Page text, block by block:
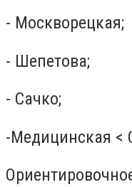
- Москворецкая;
- Шепетова;
- Сачко;
-Медицинская <